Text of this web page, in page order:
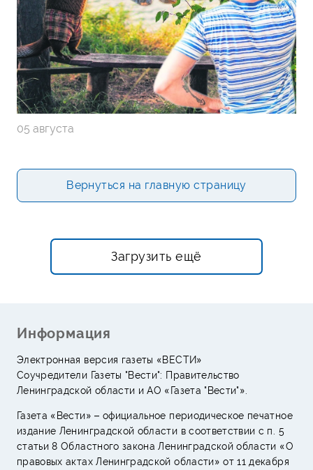
05 августа
Вернуться на главную страницу
Загрузить ещё
Информация
Электронная версия газеты «ВЕСТИ»
Соучредители Газеты "Вести": Правительство
Ленинградской области и АО «Газета "Вести"».
Газета «Вести» – официальное периодическое печатное
издание Ленинградской области в соответствии с п. 5
статьи 8 Областного закона Ленинградской области «О
правовых актах Ленинградской области» от 11 декабря